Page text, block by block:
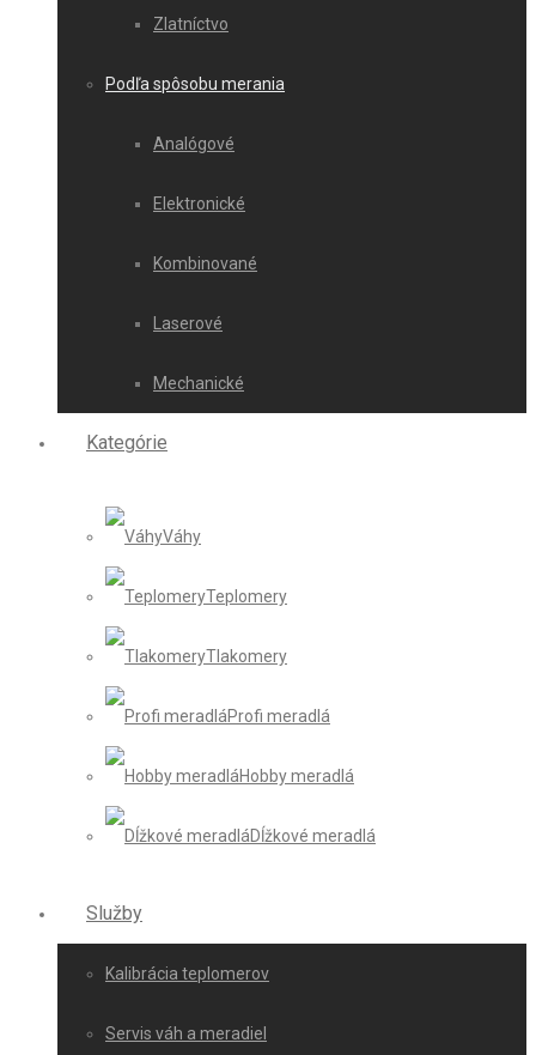
Zlatníctvo
Podľa spôsobu merania
Analógové
Elektronické
Kombinované
Laserové
Mechanické
Kategórie
Váhy
Teplomery
Tlakomery
Profi meradlá
Hobby meradlá
Dĺžkové meradlá
Služby
Kalibrácia teplomerov
Servis váh a meradiel